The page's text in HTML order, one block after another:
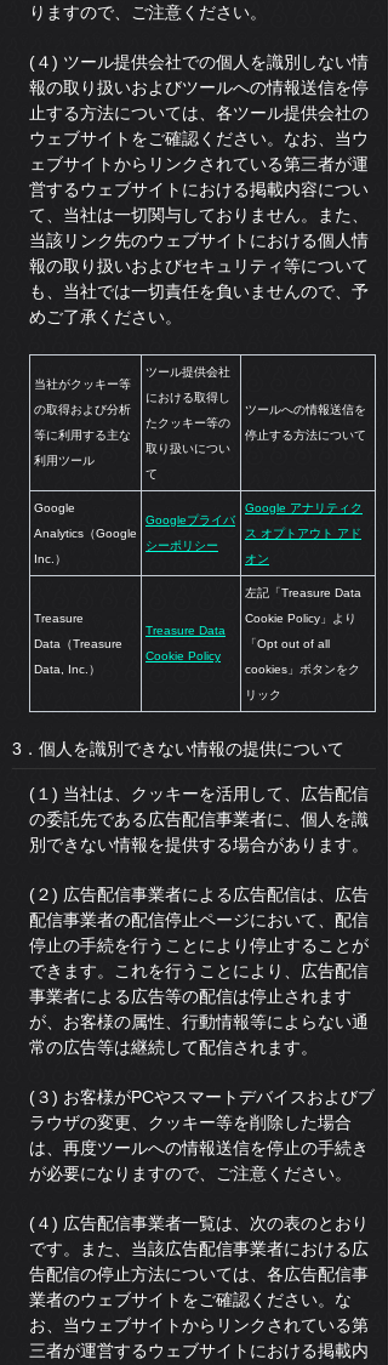
りますので、ご注意ください。
(４) ツール提供会社での個人を識別しない情
報の取り扱いおよびツールへの情報送信を停
止する方法については、各ツール提供会社の
ウェブサイトをご確認ください。なお、当ウ
ェブサイトからリンクされている第三者が運
営するウェブサイトにおける掲載内容につい
て、当社は一切関与しておりません。また、
当該リンク先のウェブサイトにおける個人情
報の取り扱いおよびセキュリティ等について
も、当社では一切責任を負いませんので、予
めご了承ください。
当社がクッキー等
の取得および分析
等に利用する主な
利用ツール
ツール提供会社
における取得し
たクッキー等の
取り扱いについ
て
ツールへの情報送信を
停止する方法について
Google
Analytics（Google
Inc.）
Googleプライバ
シーポリシー
Google アナリティク
ス オプトアウト アド
オン
Treasure
Data（Treasure
Data, Inc.）
Treasure Data
Cookie Policy
左記「Treasure Data
Cookie Policy」より
「Opt out of all
cookies」ボタンをク
リック
3．個人を識別できない情報の提供について
(１) 当社は、クッキーを活用して、広告配信
の委託先である広告配信事業者に、個人を識
別できない情報を提供する場合があります。
(２) 広告配信事業者による広告配信は、広告
配信事業者の配信停止ページにおいて、配信
停止の手続を行うことにより停止することが
できます。これを行うことにより、広告配信
事業者による広告等の配信は停止されます
が、お客様の属性、行動情報等によらない通
常の広告等は継続して配信されます。
(３) お客様がPCやスマートデバイスおよびブ
ラウザの変更、クッキー等を削除した場合
は、再度ツールへの情報送信を停止の手続き
が必要になりますので、ご注意ください。
(４) 広告配信事業者一覧は、次の表のとおり
です。また、当該広告配信事業者における広
告配信の停止方法については、各広告配信事
業者のウェブサイトをご確認ください。な
お、当ウェブサイトからリンクされている第
三者が運営するウェブサイトにおける掲載内